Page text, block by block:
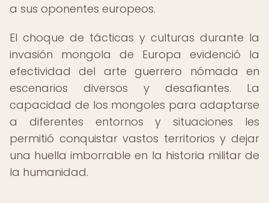
a sus oponentes europeos.
El choque de tácticas y culturas durante la
invasión mongola de Europa evidenció la
efectividad del arte guerrero nómada en
escenarios diversos y desafiantes. La
capacidad de los mongoles para adaptarse
a diferentes entornos y situaciones les
permitió conquistar vastos territorios y dejar
una huella imborrable en la historia militar de
la humanidad.